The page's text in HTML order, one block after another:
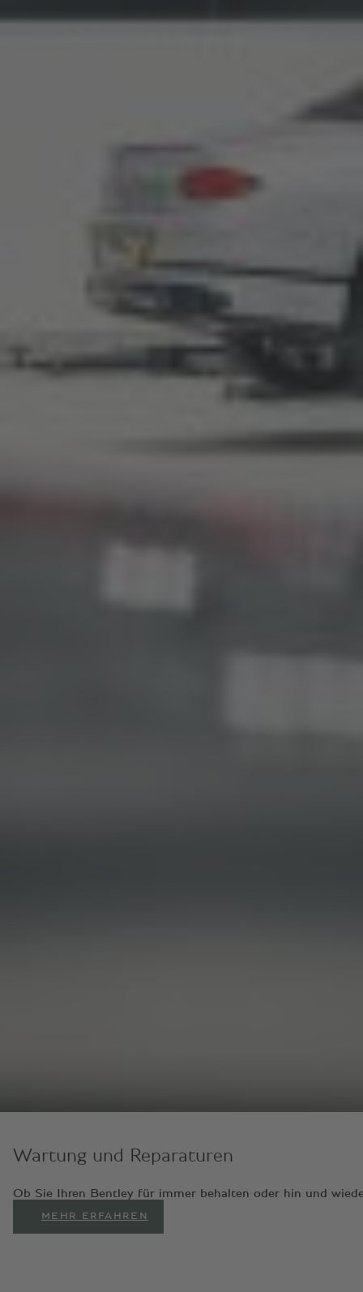
Wartung und Reparaturen
Ob Sie Ihren Bentley für immer behalten oder hin und
MEHR ERFAHREN